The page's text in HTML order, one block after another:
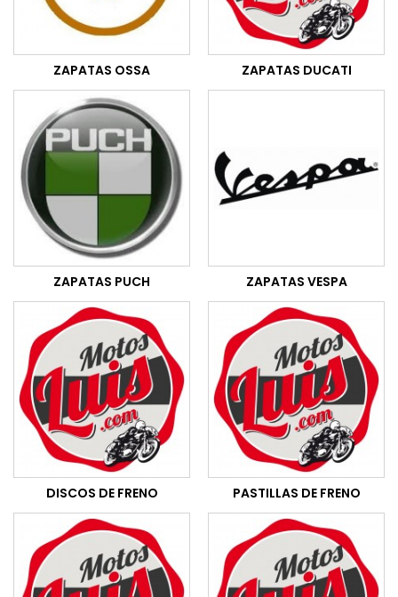
ZAPATAS OSSA ZAPATAS DUCATI
ZAPATAS PUCH ZAPATAS VESPA
DISCOS DE FRENO PASTILLAS DE FRENO